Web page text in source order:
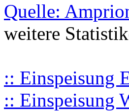
Quelle:
weitere
:: Einspeisung
:: Einspeisung